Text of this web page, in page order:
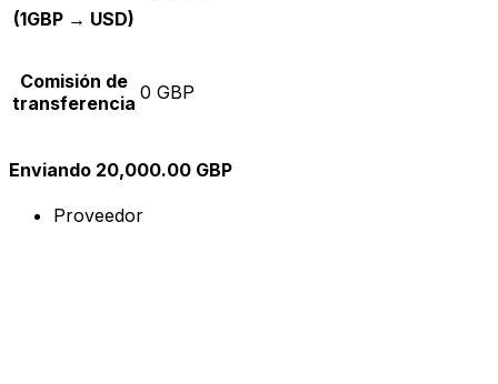
(1GBP → USD)
Comisión de
transferencia 0 GBP
Enviando 20,000.00 GBP
Proveedor